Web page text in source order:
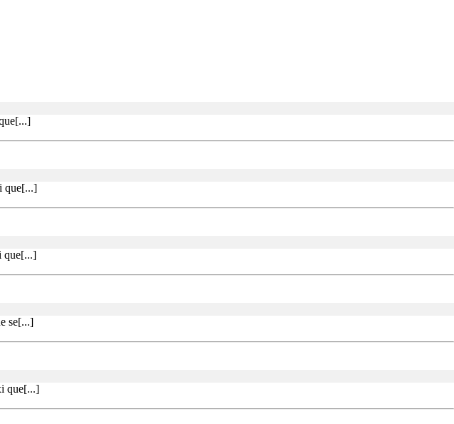
que[...]
que[...]
se[...]
que[...]